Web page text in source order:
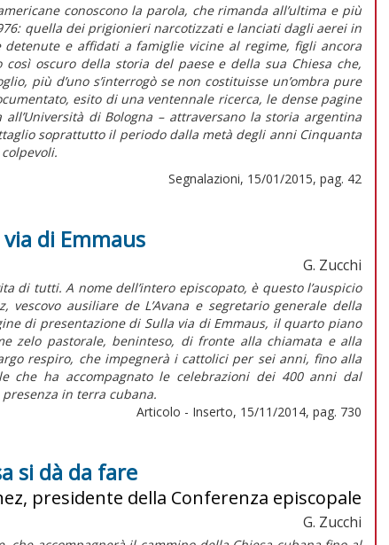
conoscono la parola, che rimanda all’ultima e più
quella dei prigionieri narcotizzati e lanciati dagli aerei in
detenute e affidati a famiglie vicine al regime, figli ancora
oscuro della storia del paese e della sua Chiesa che,
più d’uno s’interrogò se non costituisse un’ombra pure
esito di una ventennale ricerca, le dense pagine
di Bologna – attraversano la storia argentina
soprattutto il periodo dalla metà degli anni Cinquanta
Segnalazioni, 15/01/2015, pag. 42
di Emmaus
G. Zucchi
di tutti. A nome dell’intero episcopato, è questo l’auspicio
vescovo ausiliare de L’Avana e segretario generale della
di presentazione di Sulla via di Emmaus, il quarto piano
zelo pastorale, beninteso, di fronte alla chiamata e alla
respiro, che impegnerà i cattolici per sei anni, fino alla
che ha accompagnato le celebrazioni dei 400 anni dal
in terra cubana.
Articolo - Inserto, 15/11/2014, pag. 730
si dà da fare
presidente della Conferenza episcopale
G. Zucchi